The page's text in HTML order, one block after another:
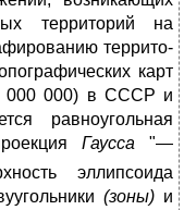
территорий на
террито­
карт
000 000) в СССР и
равноугольная
Гаусса "—
эллипсоида
(зоны) и